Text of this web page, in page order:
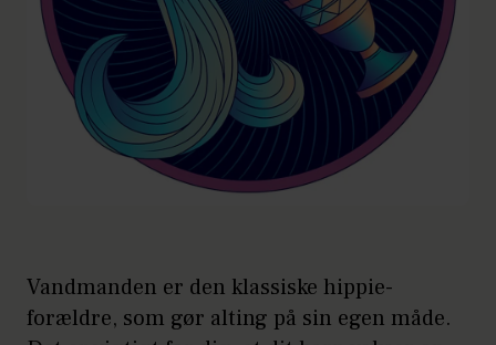
Vandmanden er den klassiske hippie-
forældre, som gør alting på sin egen måde.